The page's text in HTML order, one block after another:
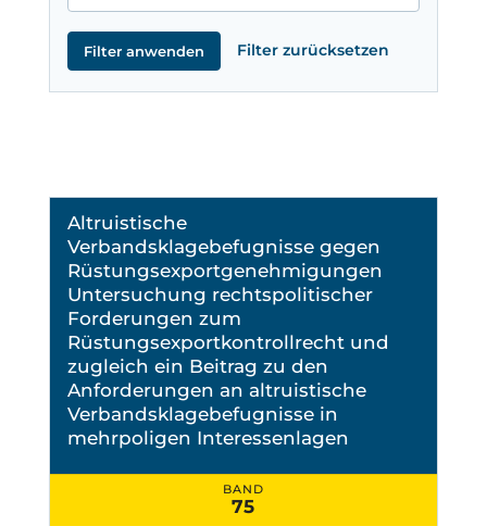
Filter anwenden Filter zurücksetzen
Altruistische
Verbandsklagebefugnisse gegen
Rüstungsexportgenehmigungen
Untersuchung rechtspolitischer
Forderungen zum
Rüstungsexportkontrollrecht und
zugleich ein Beitrag zu den
Anforderungen an altruistische
Verbandsklagebefugnisse in
mehrpoligen Interessenlagen
BAND
75